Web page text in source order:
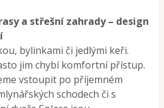
a střešní zahrady – design
bylinkami či jedlými keři.
jim chybí komfortní přístup.
vstoupit po příjemném
schodech či s